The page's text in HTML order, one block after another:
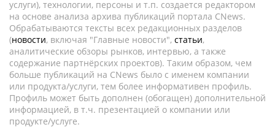
услуги), технологии, персоны и т.п. создается редактором
на основе анализа архива публикаций портала CNews.
Обрабатываются тексты всех редакционных разделов
(новости, включая "Главные новости", статьи,
аналитические обзоры рынков, интервью, а также
содержание партнёрских проектов). Таким образом, чем
больше публикаций на CNews было с именем компании
или продукта/услуги, тем более информативен профиль.
Профиль может быть дополнен (обогащен) дополнительной
информацией, в т.ч. презентацией о компании или
продукте/услуге.